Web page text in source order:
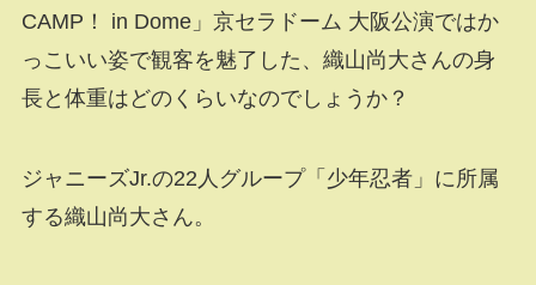
CAMP！ in Dome」京セラドーム 大阪公演ではか
っこいい姿で観客を魅了した、織山尚大さんの身
長と体重はどのくらいなのでしょうか？
ジャニーズJr.の22人グループ「少年忍者」に所属
する織山尚大さん。